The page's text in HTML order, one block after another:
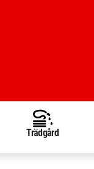
Trädgård